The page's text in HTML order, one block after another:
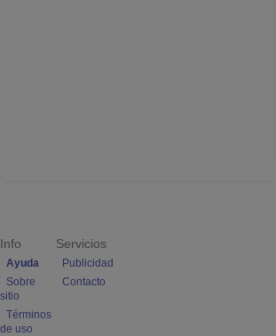
Info
Ayuda
Sobre
sitio
Términos
de uso
Servicios
Publicidad
Contacto